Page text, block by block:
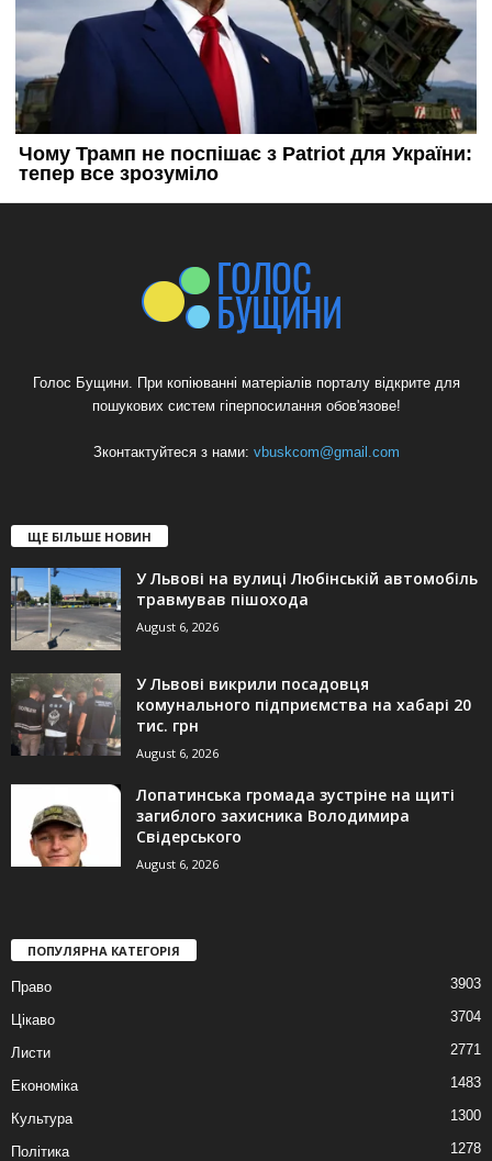
Голос Бущини. При копіюванні матеріалів порталу відкрите для
пошукових систем гіперпосилання обов'язове!
Зконтактуйтеся з нами: vbuskcom@gmail.com
ЩЕ БІЛЬШЕ НОВИН
У Львові на вулиці Любінській автомобіль
травмував пішохода
August 6, 2026
У Львові викрили посадовця
комунального підприємства на хабарі 20
тис. грн
August 6, 2026
Лопатинська громада зустріне на щиті
загиблого захисника Володимира
Свідерського
August 6, 2026
ПОПУЛЯРНА КАТЕГОРІЯ
Право 3903
Цікаво 3704
Листи 2771
Економіка 1483
Культура 1300
Політика 1278